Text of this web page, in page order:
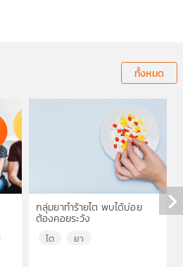
ทั้งหมด
กลุ่มยาทำร้ายไต พบได้บ่อย
ต้องคอยระวัง
ไต ยา